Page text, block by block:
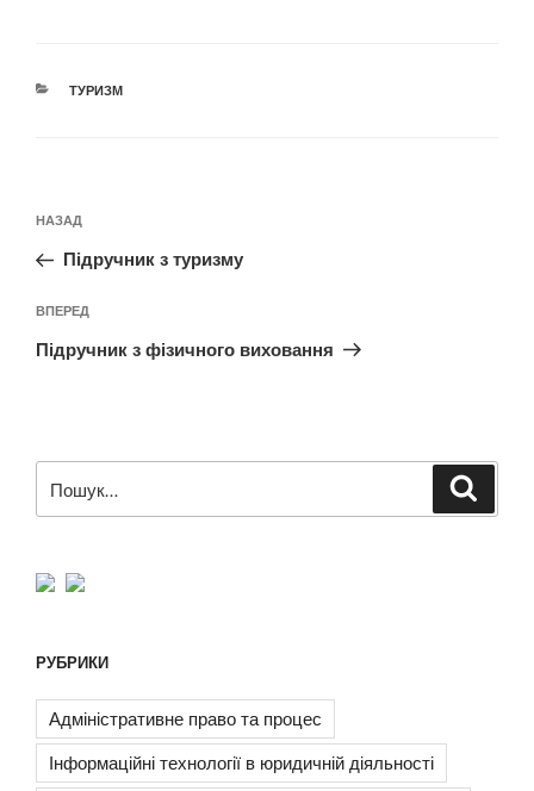
КАТЕГОРІЇ
ТУРИЗМ
записів
Попередній
запис:
НАЗАД
Підручник з туризму
Наступний
запис
ВПЕРЕД
Підручник з фізичного виховання
за
РУБРИКИ
Адміністративне право та процес
Інформаційні технології в юридичній діяльності